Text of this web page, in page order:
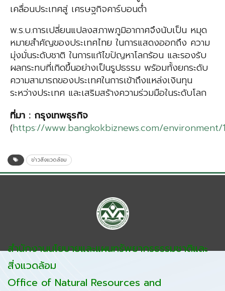
เคลื่อนประเทศสู่ เศรษฐกิจคาร์บอนต่ำ
พ.ร.บ.การเปลี่ยนแปลงสภาพภูมิอากาศจึงนับเป็น หมุด
หมายสำคัญของประเทศไทย ในการแสดงออกถึง ความ
มุ่งมั่นระดับชาติ ในการแก้ไขปัญหาโลกร้อน และรองรับ
ผลกระทบที่เกิดขึ้นอย่างเป็นรูปธรรม พร้อมทั้งยกระดับ
ความสามารถของประเทศในการเข้าถึงแหล่งเงินทุน
ระหว่างประเทศ และเสริมสร้างความร่วมมือในระดับโลก
ที่มา : กรุงเทพธุรกิจ
(https://www.bangkokbiznews.com/environment/
ข่าวสิ่งแวดล้อม
สำนักงานนโยบายและแผนทรัพยากรธรรมชาติและ
สิ่งแวดล้อม
Office of Natural Resources and